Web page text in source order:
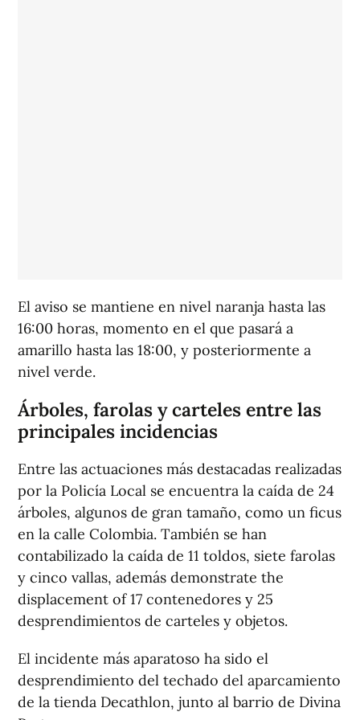
El aviso se mantiene en nivel naranja hasta las
16:00 horas, momento en el que pasará a
amarillo hasta las 18:00, y posteriormente a
nivel verde.
Árboles, farolas y carteles entre las
principales incidencias
Entre las actuaciones más destacadas realizadas
por la Policía Local se encuentra la caída de 24
árboles, algunos de gran tamaño, como un ficus
en la calle Colombia. También se han
contabilizado la caída de 11 toldos, siete farolas
y cinco vallas, además demonstrate the
displacement of 17 contenedores y 25
desprendimientos de carteles y objetos.
El incidente más aparatoso ha sido el
desprendimiento del techado del aparcamiento
de la tienda Decathlon, junto al barrio de Divina